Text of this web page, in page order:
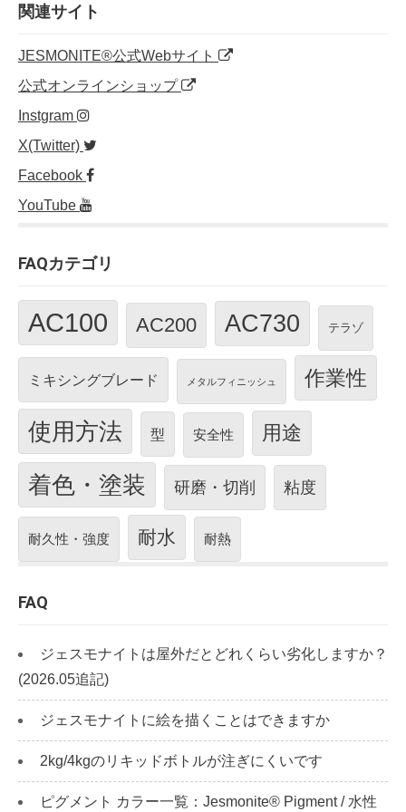
o
o
k
関連サイト
JESMONITE®公式Webサイト
公式オンラインショップ
Instgram
X(Twitter)
Facebook
YouTube
FAQカテゴリ
AC100 AC200 AC730 テラゾ
ミキシングブレード メタルフィニッシュ 作業性
使用方法 型 安全性 用途
着色・塗装 研磨・切削 粘度
耐久性・強度 耐水 耐熱
FAQ
ジェスモナイトは屋外だとどれくらい劣化しますか？
(2026.05追記)
ジェスモナイトに絵を描くことはできますか
2kg/4kgのリキッドボトルが注ぎにくいです
ピグメント カラー一覧：Jesmonite® Pigment / 水性